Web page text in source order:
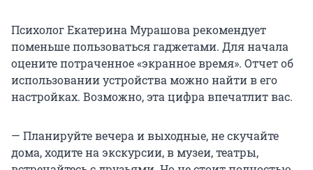
Психолог Екатерина Мурашова рекомендует
поменьше пользоваться гаджетами. Для начала
оцените потраченное «экранное время». Отчет об
использовании устройства можно найти в его
настройках. Возможно, эта цифра впечатлит вас.
— Планируйте вечера и выходные, не скучайте
дома, ходите на экскурсии, в музеи, театры,